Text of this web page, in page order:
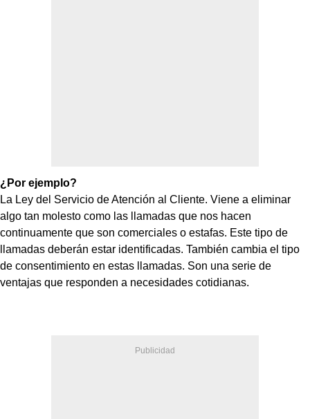
¿Por ejemplo?
La Ley del Servicio de Atención al Cliente. Viene a eliminar
algo tan molesto como las llamadas que nos hacen
continuamente que son comerciales o estafas. Este tipo de
llamadas deberán estar identificadas. También cambia el tipo
de consentimiento en estas llamadas. Son una serie de
ventajas que responden a necesidades cotidianas.